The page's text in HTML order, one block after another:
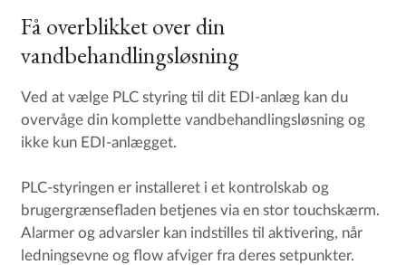
Få overblikket over din
vandbehandlingsløsning
Ved at vælge PLC styring til dit EDI-anlæg kan du
overvåge din komplette vandbehandlingsløsning og
ikke kun EDI-anlægget.
PLC-styringen er installeret i et kontrolskab og
brugergrænsefladen betjenes via en stor touchskærm.
Alarmer og advarsler kan indstilles til aktivering, når
ledningsevne og flow afviger fra deres setpunkter.